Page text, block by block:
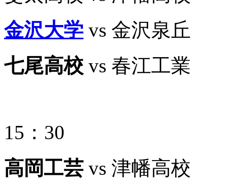
金沢大学 vs 金沢泉丘
七尾高校 vs 春江工業
15：30
高岡工芸 vs 津幡高校